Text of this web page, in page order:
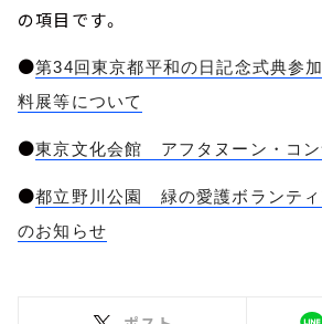
の項目です。
●第34回東京都平和の日記念式典参
料展等について
●東京文化会館 アフタヌーン・コン
●都立野川公園 緑の愛護ボランティ
のお知らせ